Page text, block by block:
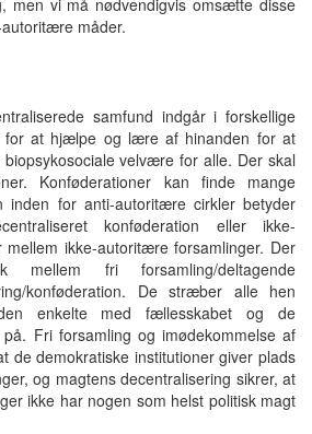
måder.
samfund indgår i forskellige
for at hjælpe og lære af hinanden for at
velvære for alle. Der skal
Konføderationer kan finde mange
inden for anti-autoritære cirkler betyder
konføderation eller ikke-
ikke-autoritære forsamlinger. Der
fri forsamling/deltagende
konføderation. De stræber alle hen
enkelte med fællesskabet og de
Fri forsamling og imødekommelse af
de demokratiske institutioner giver plads
og magtens decentralisering sikrer, at
ikke har nogen som helst politisk magt